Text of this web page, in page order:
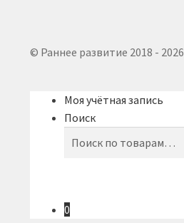
© Раннее развитие 2018 - 2026
Моя учётная запись
Поиск
0